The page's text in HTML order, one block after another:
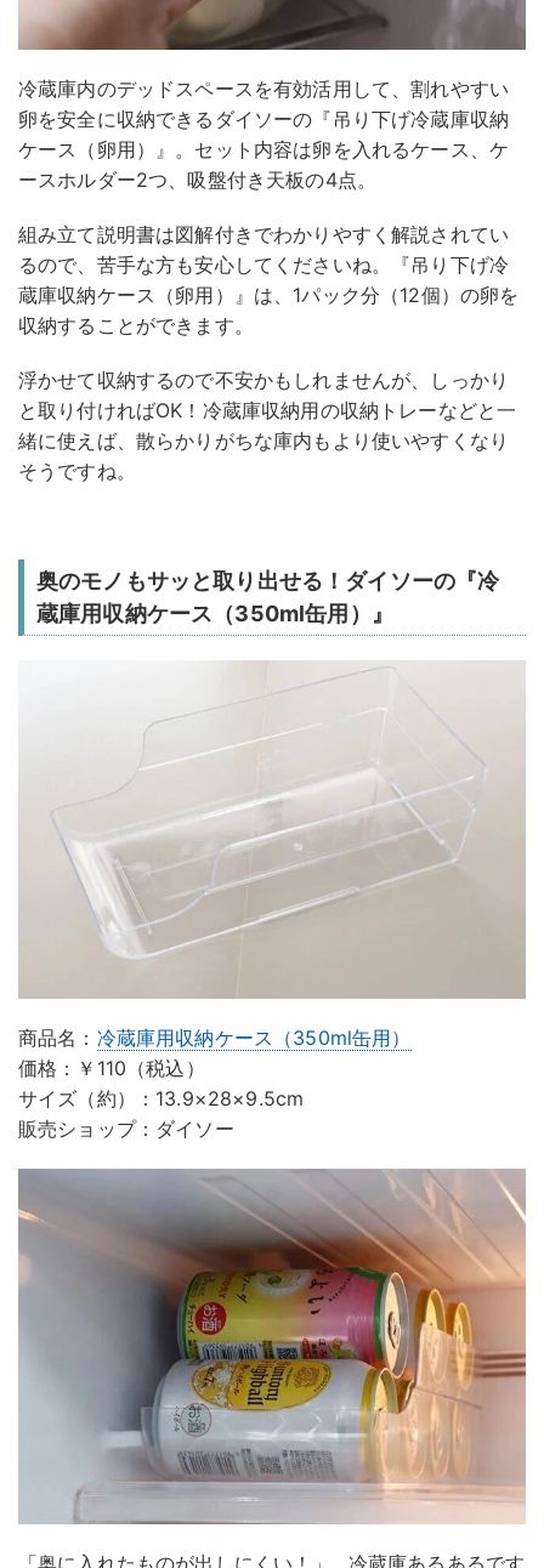
冷蔵庫内のデッドスペースを有効活用して、割れやすい
卵を安全に収納できるダイソーの『吊り下げ冷蔵庫収納
ケース（卵用）』。セット内容は卵を入れるケース、ケ
ースホルダー2つ、吸盤付き天板の4点。
組み立て説明書は図解付きでわかりやすく解説されてい
るので、苦手な方も安心してくださいね。『吊り下げ冷
蔵庫収納ケース（卵用）』は、1パック分（12個）の卵を
収納することができます。
浮かせて収納するので不安かもしれませんが、しっかり
と取り付ければOK！冷蔵庫収納用の収納トレーなどと一
緒に使えば、散らかりがちな庫内もより使いやすくなり
そうですね。
奥のモノもサッと取り出せる！ダイソーの『冷
蔵庫用収納ケース（350ml缶用）』
商品名： 冷蔵庫用収納ケース（350ml缶用）
価格：￥110（税込）
サイズ（約）：13.9×28×9.5cm
販売ショップ：ダイソー